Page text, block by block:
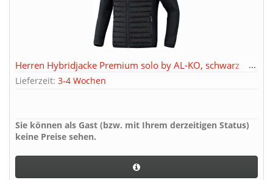
Herren Hybridjacke Premium solo by AL-KO, schwarz
Lieferzeit: 3-4 Wochen
Sie können als Gast (bzw. mit Ihrem derzeitigen Status)
keine Preise sehen.